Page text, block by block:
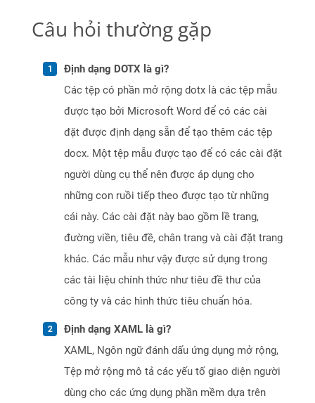
Câu hỏi thường gặp
Định dạng DOTX là gì?
Các tệp có phần mở rộng dotx là các tệp mẫu
được tạo bởi Microsoft Word để có các cài
đặt được định dạng sẵn để tạo thêm các tệp
docx. Một tệp mẫu được tạo để có các cài đặt
người dùng cụ thể nên được áp dụng cho
những con ruồi tiếp theo được tạo từ những
cái này. Các cài đặt này bao gồm lề trang,
đường viền, tiêu đề, chân trang và cài đặt trang
khác. Các mẫu như vậy được sử dụng trong
các tài liệu chính thức như tiêu đề thư của
công ty và các hình thức tiêu chuẩn hóa.
Định dạng XAML là gì?
XAML, Ngôn ngữ đánh dấu ứng dụng mở rộng,
Tệp mở rộng mô tả các yếu tố giao diện người
dùng cho các ứng dụng phần mềm dựa trên